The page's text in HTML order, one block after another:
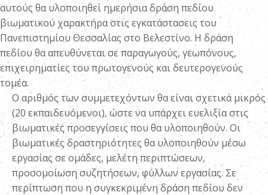
αυτούς θα υλοποιηθεί ημερήσια δράση πεδίου
βιωματικού χαρακτήρα στις εγκατάστασεις του
Πανεπιστημίου Θεσσαλίας στο Βελεστίνο. Η δράση
πεδίου θα απευθύνεται σε παραγωγούς, γεωπόνους,
επιχειρηματίες του πρωτογενούς και δευτερογενούς
τομέα.
Ο αριθμός των συμμετεχόντων θα είναι σχετικά μικρός
(20 εκπαιδευόμενοι), ώστε να υπάρχει ευελιξία στις
βιωματικές προσεγγίσεις που θα υλοποιηθούν. Οι
βιωματικές δραστηριότητες θα υλοποιηθούν μέσω
εργασίας σε ομάδες, μελέτη περιπτώσεων,
προσομοίωση συζητήσεων, φύλλων εργασίας. Σε
περίπτωση που η συγκεκριμένη δράση πεδίου δεν